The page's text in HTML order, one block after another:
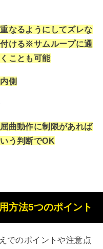
なるようにしてズレな
付ける※サムループに通
ことも可能
側
曲動作に制限があれば
う判断でOK
方法5つのポイント
でのポイントや注意点